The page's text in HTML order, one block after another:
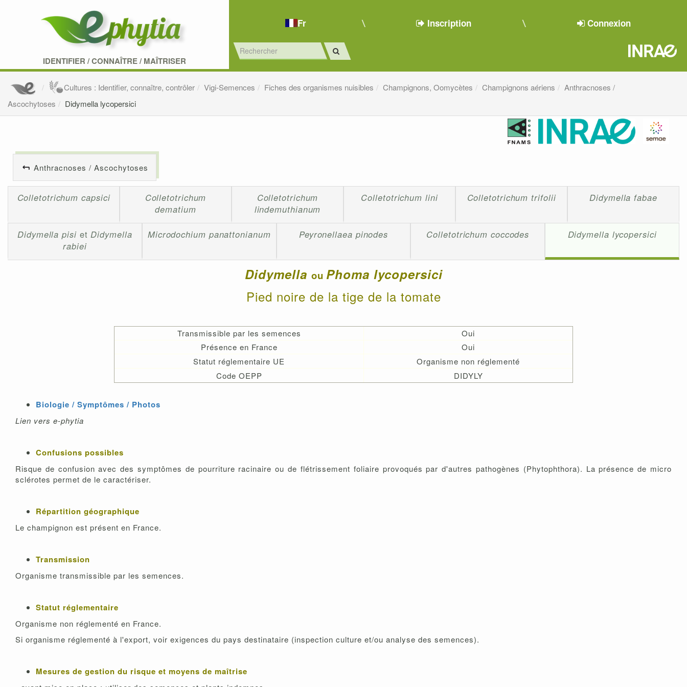
IDENTIFIER /CONNAÎTRE/MAÎTRISER
Fr Inscription Connexion
Cultures : Identifier, connaître, contrôler Vigi-Semences Fiches des organismes nuisibles Champignons, Oomycètes Champignons aériens
Anthracnoses /
Ascochytoses
Didymella lycopersici
Anthracnoses / Ascochytoses
Colletotrichum capsici
Colletotrichum
dematium
Colletotrichum
lindemuthianum
Colletotrichum lini Colletotrichum trifolii Didymella fabae
Didymella pisietDidymella
rabiei
Microdochium panattonianum Peyronellaea pinodes Colletotrichum coccodes Didymella lycopersici
Didymella ou Phoma lycopersici
Pied noire de la tige de la tomate
Transmissible par les semences
Oui
Présence en France
Oui
Statut réglementaire UE
Organisme non réglementé
Code OEPP
DIDYLY
Biologie / Symptômes / Photos
Lien vers e-phytia
Confusions possibles
Risque de confusion avec des symptômes de pourriture racinaire ou de flétrissement foliaire provoqués par d'autres pathogènes (Phytophthora). La présence de micro
sclérotes permet de le caractériser.
Répartition géographique
Le champignon est présent en France.
Transmission
Organisme transmissible par les semences.
Statut réglementaire
Organisme non réglementé en France.
Si organisme réglementé à l'export, voir exigences du pays destinataire (inspection culture et/ou analyse des semences).
Mesures de gestion du risque et moyens de maîtrise